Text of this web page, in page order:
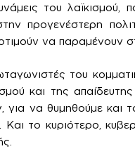
του
προγενέστερη
να παραμένουν
του
και της
για να θυμηθούμε και
Και το κυριότερο,